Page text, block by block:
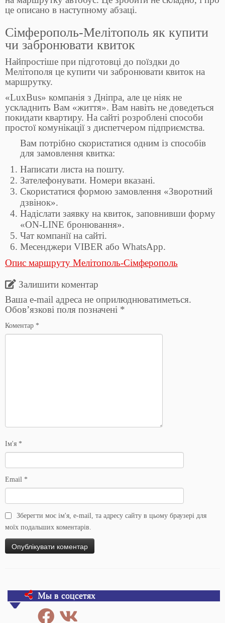
це описано в наступному абзаці.
Сімферополь-Мелітополь як купити
чи забронювати квиток
Найпростіше при підготовці до поїздки до
Мелітополя це купити чи забронювати квиток на
маршрутку.
«LuxBus» компанія з Дніпра, але це ніяк не
ускладнить Вам «життя». Вам навіть не доведеться
покидати квартиру. На сайті розроблені способи
простої комунікації з диспетчером підприємства.
Вам потрібно скористатися одним із способів
для замовлення квитка:
Написати листа на пошту.
Зателефонувати. Номери вказані.
Скористатися формою замовлення «Зворотний
дзвінок».
Надіслати заявку на квиток, заповнивши форму
«ON-LINE бронювання».
Чат компанії на сайті.
Месенджери VIBER або WhatsApp.
Опис маршруту Мелітополь-Сімферополь
Залишити коментар
Ваша e-mail адреса не оприлюднюватиметься.
Обов’язкові поля позначені *
Коментар *
Ім'я *
Email *
Зберегти моє ім'я, e-mail, та адресу сайту в цьому браузері для
моїх подальших коментарів.
Мы в соцсетях